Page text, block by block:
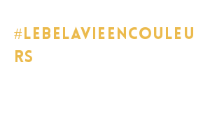
#lebelavieencouleu
rs